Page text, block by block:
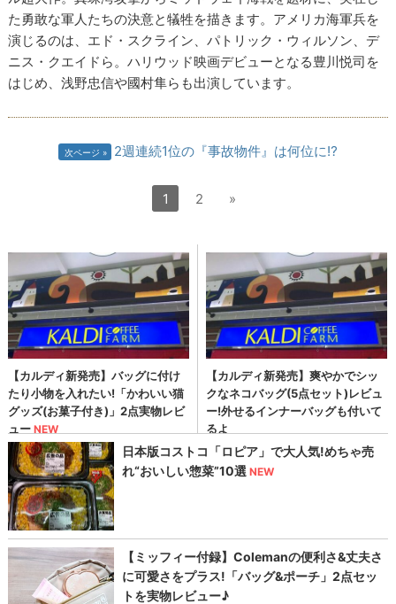
た勇敢な軍人たちの決意と犠牲を描きます。アメリカ海軍兵を
演じるのは、エド・スクライン、パトリック・ウィルソン、デ
ニス・クエイドら。ハリウッド映画デビューとなる豊川悦司を
はじめ、浅野忠信や國村隼らも出演しています。
次ページ 2週連続1位の『事故物件』は何位に⁉
1 2 »